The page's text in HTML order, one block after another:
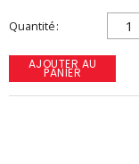
Quantité
AJOUTER AU
PANIER